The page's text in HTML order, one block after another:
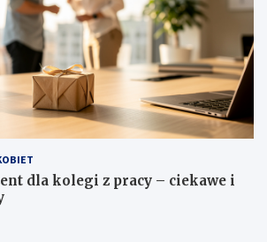
dla kolegi z pracy – ciekawe i